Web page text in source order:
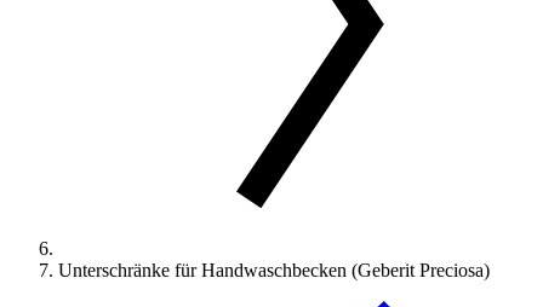
Unterschränke für Handwaschbecken (Geberit Preciosa)